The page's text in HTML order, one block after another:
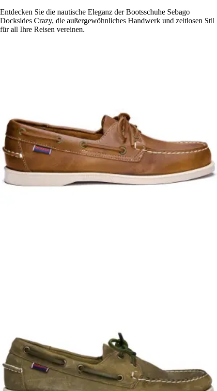
Entdecken Sie die nautische Eleganz der Bootsschuhe Sebago
Docksides Crazy, die außergewöhnliches Handwerk und zeitlosen Stil
für all Ihre Reisen vereinen.